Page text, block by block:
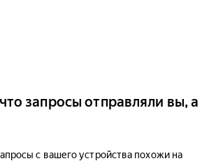
запросы отправляли вы, а
с вашего устройства похожи на